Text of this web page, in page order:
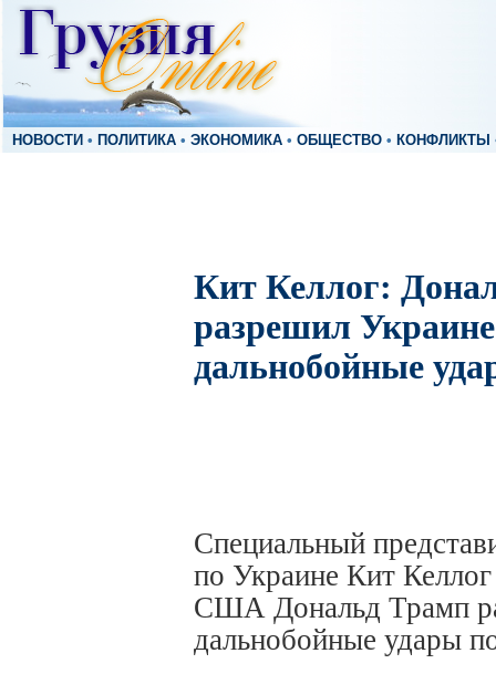
НОВОСТИ • ПОЛИТИКА • ЭКОНОМИКА • ОБЩЕСТВО • КОНФЛИКТЫ
Кит Келлог:
разрешил
дальнобойные
Специальный
по Украине Кит Келлог
США Дональд Трамп
дальнобойные удары